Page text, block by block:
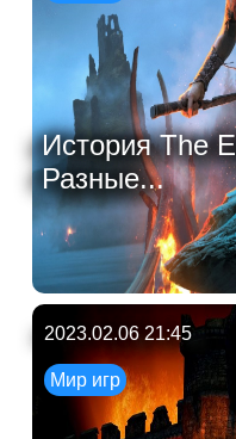
История The
Разные...
2023.02.06 21:45
Мир игр